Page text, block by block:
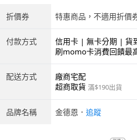
折價券 特惠商品，不適用折價
付款方式
信用卡 | 無卡分期 | 貨
商付款 | ATM | 銀聯卡
刷momo卡消費回饋最
配送方式
廠商宅配
超商取貨 滿$190出貨
品牌名稱 金德恩 ． 追蹤